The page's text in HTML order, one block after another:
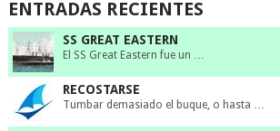
ENTRADAS RECIENTES
SS GREAT EASTERN
El SS Great Eastern fue un …
RECOSTARSE
Tumbar demasiado el buque, o hasta …